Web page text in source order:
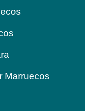
Marruecos